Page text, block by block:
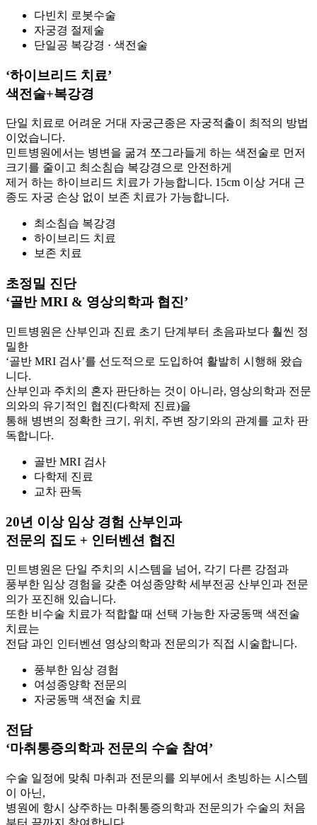
다빈치 로봇수술
자궁경 절제술
단일공 복강경 · 색전술
‘하이브리드 치료’
색전술+복강경
단일 치료로 어려운 거대 자궁근종은 자궁적출이 최적의 방법
이었습니다.
민트병원에서는 병변을 굶겨 쪼그라들게 하는 색전술로 먼저
크기를 줄이고 최소침습 복강경으로 안전하게
제거 하는 하이브리드 치료가 가능합니다. 15cm 이상 거대 근
종도 자궁 손상 없이 보존 치료가 가능합니다.
최소침습 복강경
하이브리드 치료
보존 치료
초정밀 진단
‘골반 MRI & 영상의학과 협진’
민트병원은 산부인과 진료 초기 단계부터 초음파보다 훨씬 정
밀한
‘골반 MRI 검사’를 선도적으로 도입하여 활발히 시행해 왔습
니다.
산부인과 주치의 혼자 판단하는 것이 아니라, 영상의학과 전문
의와의 유기적인 협진(다학제 진료)을
통해 병변의 정확한 크기, 위치, 주변 장기와의 관계를 교차 판
독합니다.
골반 MRI 검사
다학제 진료
교차 판독
20년 이상 임상 경험 산부인과
전문의 집도 + 인터벤션 협진
민트병원은 단일 주치의 시스템을 넘어, 각기 다른 강점과
풍부한 임상 경험을 갖춘 여성종양학 세부전공 산부인과 전문
의가 포진해 있습니다.
또한 비수술 치료가 적합할 때 선택 가능한 자궁동맥 색전술
치료는
전담 과인 인터벤션 영상의학과 전문의가 직접 시술합니다.
풍부한 임상 경험
여성종양학 전문의
자궁동맥 색전술 치료
전담
‘마취통증의학과 전문의 수술 참여’
수술 일정에 맞춰 마취과 전문의를 외부에서 초빙하는 시스템
이 아닌,
병원에 항시 상주하는 마취통증의학과 전문의가 수술의 처음
부터 끝까지 참여합니다.